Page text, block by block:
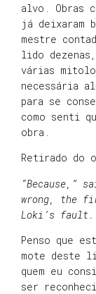
alvo. Obras
já deixaram
mestre
lido
várias
necessária
para se
como senti
obra.
Retirado do
“Because,”
wrong, the
Loki’s
Penso que
mote deste
quem eu
ser